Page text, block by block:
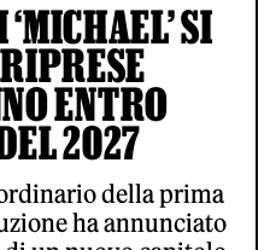
SI
ENTRO
2027
della prima
ha annunciato